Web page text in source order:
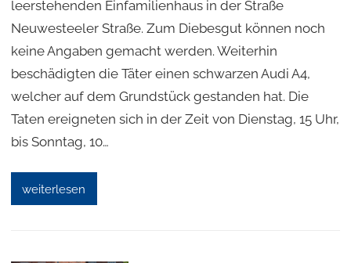
leerstehenden Einfamilienhaus in der Straße
Neuwesteeler Straße. Zum Diebesgut können noch
keine Angaben gemacht werden. Weiterhin
beschädigten die Täter einen schwarzen Audi A4,
welcher auf dem Grundstück gestanden hat. Die
Taten ereigneten sich in der Zeit von Dienstag, 15 Uhr,
bis Sonntag, 10…
weiterlesen